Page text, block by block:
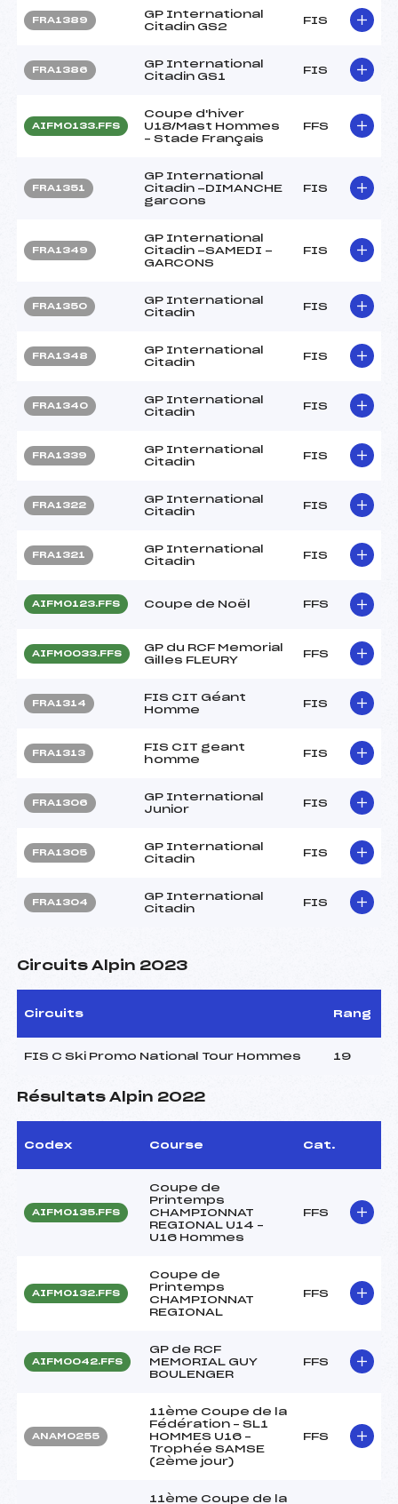
FRA1389
GP International
Citadin GS2
FIS
FRA1386
GP International
Citadin GS1
FIS
AIFM0133.FFS
Coupe d'hiver
U18/Mast Hommes
– Stade Français
FFS
FRA1351
GP International
Citadin -DIMANCHE
garcons
FIS
FRA1349
GP International
Citadin -SAMEDI -
GARCONS
FIS
FRA1350
GP International
Citadin
FIS
FRA1348
GP International
Citadin
FIS
FRA1340
GP International
Citadin
FIS
FRA1339
GP International
Citadin
FIS
FRA1322
GP International
Citadin
FIS
FRA1321
GP International
Citadin
FIS
AIFM0123.FFS Coupe de Noël FFS
AIFM0033.FFS
GP du RCF Memorial
Gilles FLEURY
FFS
FRA1314
FIS CIT Géant
Homme
FIS
FRA1313
FIS CIT geant
homme
FIS
FRA1306
GP International
Junior
FIS
FRA1305
GP International
Citadin
FIS
FRA1304
GP International
Citadin
FIS
Circuits Alpin 2023
Circuits Rang
FIS C Ski Promo National Tour Hommes 19
Résultats Alpin 2022
Codex Course Cat.
AIFM0135.FFS
Coupe de
Printemps
CHAMPIONNAT
REGIONAL U14 –
U16 Hommes
FFS
AIFM0132.FFS
Coupe de
Printemps
CHAMPIONNAT
REGIONAL
FFS
AIFM0042.FFS
GP de RCF
MEMORIAL GUY
BOULENGER
FFS
ANAM0255
11ème Coupe de la
Fédération – SL1
HOMMES U16 –
Trophée SAMSE
(2ème jour)
FFS
11ème Coupe de la